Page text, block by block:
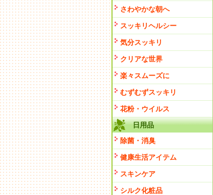
さわやかな朝へ
スッキリヘルシー
気分スッキリ
クリアな世界
楽々スムーズに
むずむずスッキリ
花粉・ウイルス
日用品
除菌・消臭
健康生活アイテム
スキンケア
シルク化粧品